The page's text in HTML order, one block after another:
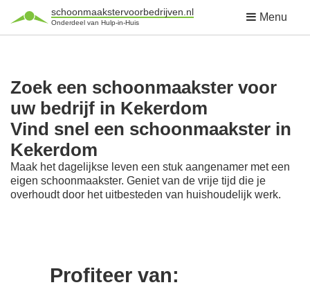
schoonmaakstervoorbedrijven.nl
Onderdeel van Hulp-in-Huis Menu
Zoek een schoonmaakster voor
uw bedrijf in Kekerdom
Vind snel een schoonmaakster in
Kekerdom
Maak het dagelijkse leven een stuk aangenamer met een
eigen schoonmaakster. Geniet van de vrije tijd die je
overhoudt door het uitbesteden van huishoudelijk werk.
Profiteer van: